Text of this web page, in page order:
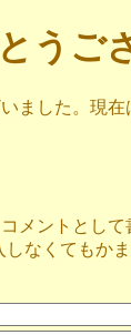
うご
ました。現在
メントとして
なくてもか